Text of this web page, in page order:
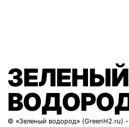
ЗЕЛЕНЫЙ
© «Зеленый водород» (GreenH2.ru)